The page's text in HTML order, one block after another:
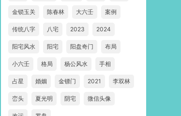
金锁玉关 陈春林 大六壬 案例
传统八字 八宅 2023 2024
阳宅风水 阳宅 阳盘奇门 布局
小六壬 格局 杨公风水 手相
占星 婚姻 金镖门 2021 李双林
峦头 夏光明 阴宅 微信头像